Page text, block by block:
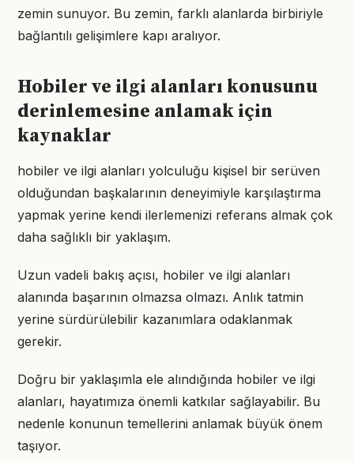
zemin sunuyor. Bu zemin, farklı alanlarda birbiriyle
bağlantılı gelişimlere kapı aralıyor.
Hobiler ve ilgi alanları konusunu
derinlemesine anlamak için
kaynaklar
hobiler ve ilgi alanları yolculuğu kişisel bir serüven
olduğundan başkalarının deneyimiyle karşılaştırma
yapmak yerine kendi ilerlemenizi referans almak çok
daha sağlıklı bir yaklaşım.
Uzun vadeli bakış açısı, hobiler ve ilgi alanları
alanında başarının olmazsa olmazı. Anlık tatmin
yerine sürdürülebilir kazanımlara odaklanmak
gerekir.
Doğru bir yaklaşımla ele alındığında hobiler ve ilgi
alanları, hayatımıza önemli katkılar sağlayabilir. Bu
nedenle konunun temellerini anlamak büyük önem
taşıyor.